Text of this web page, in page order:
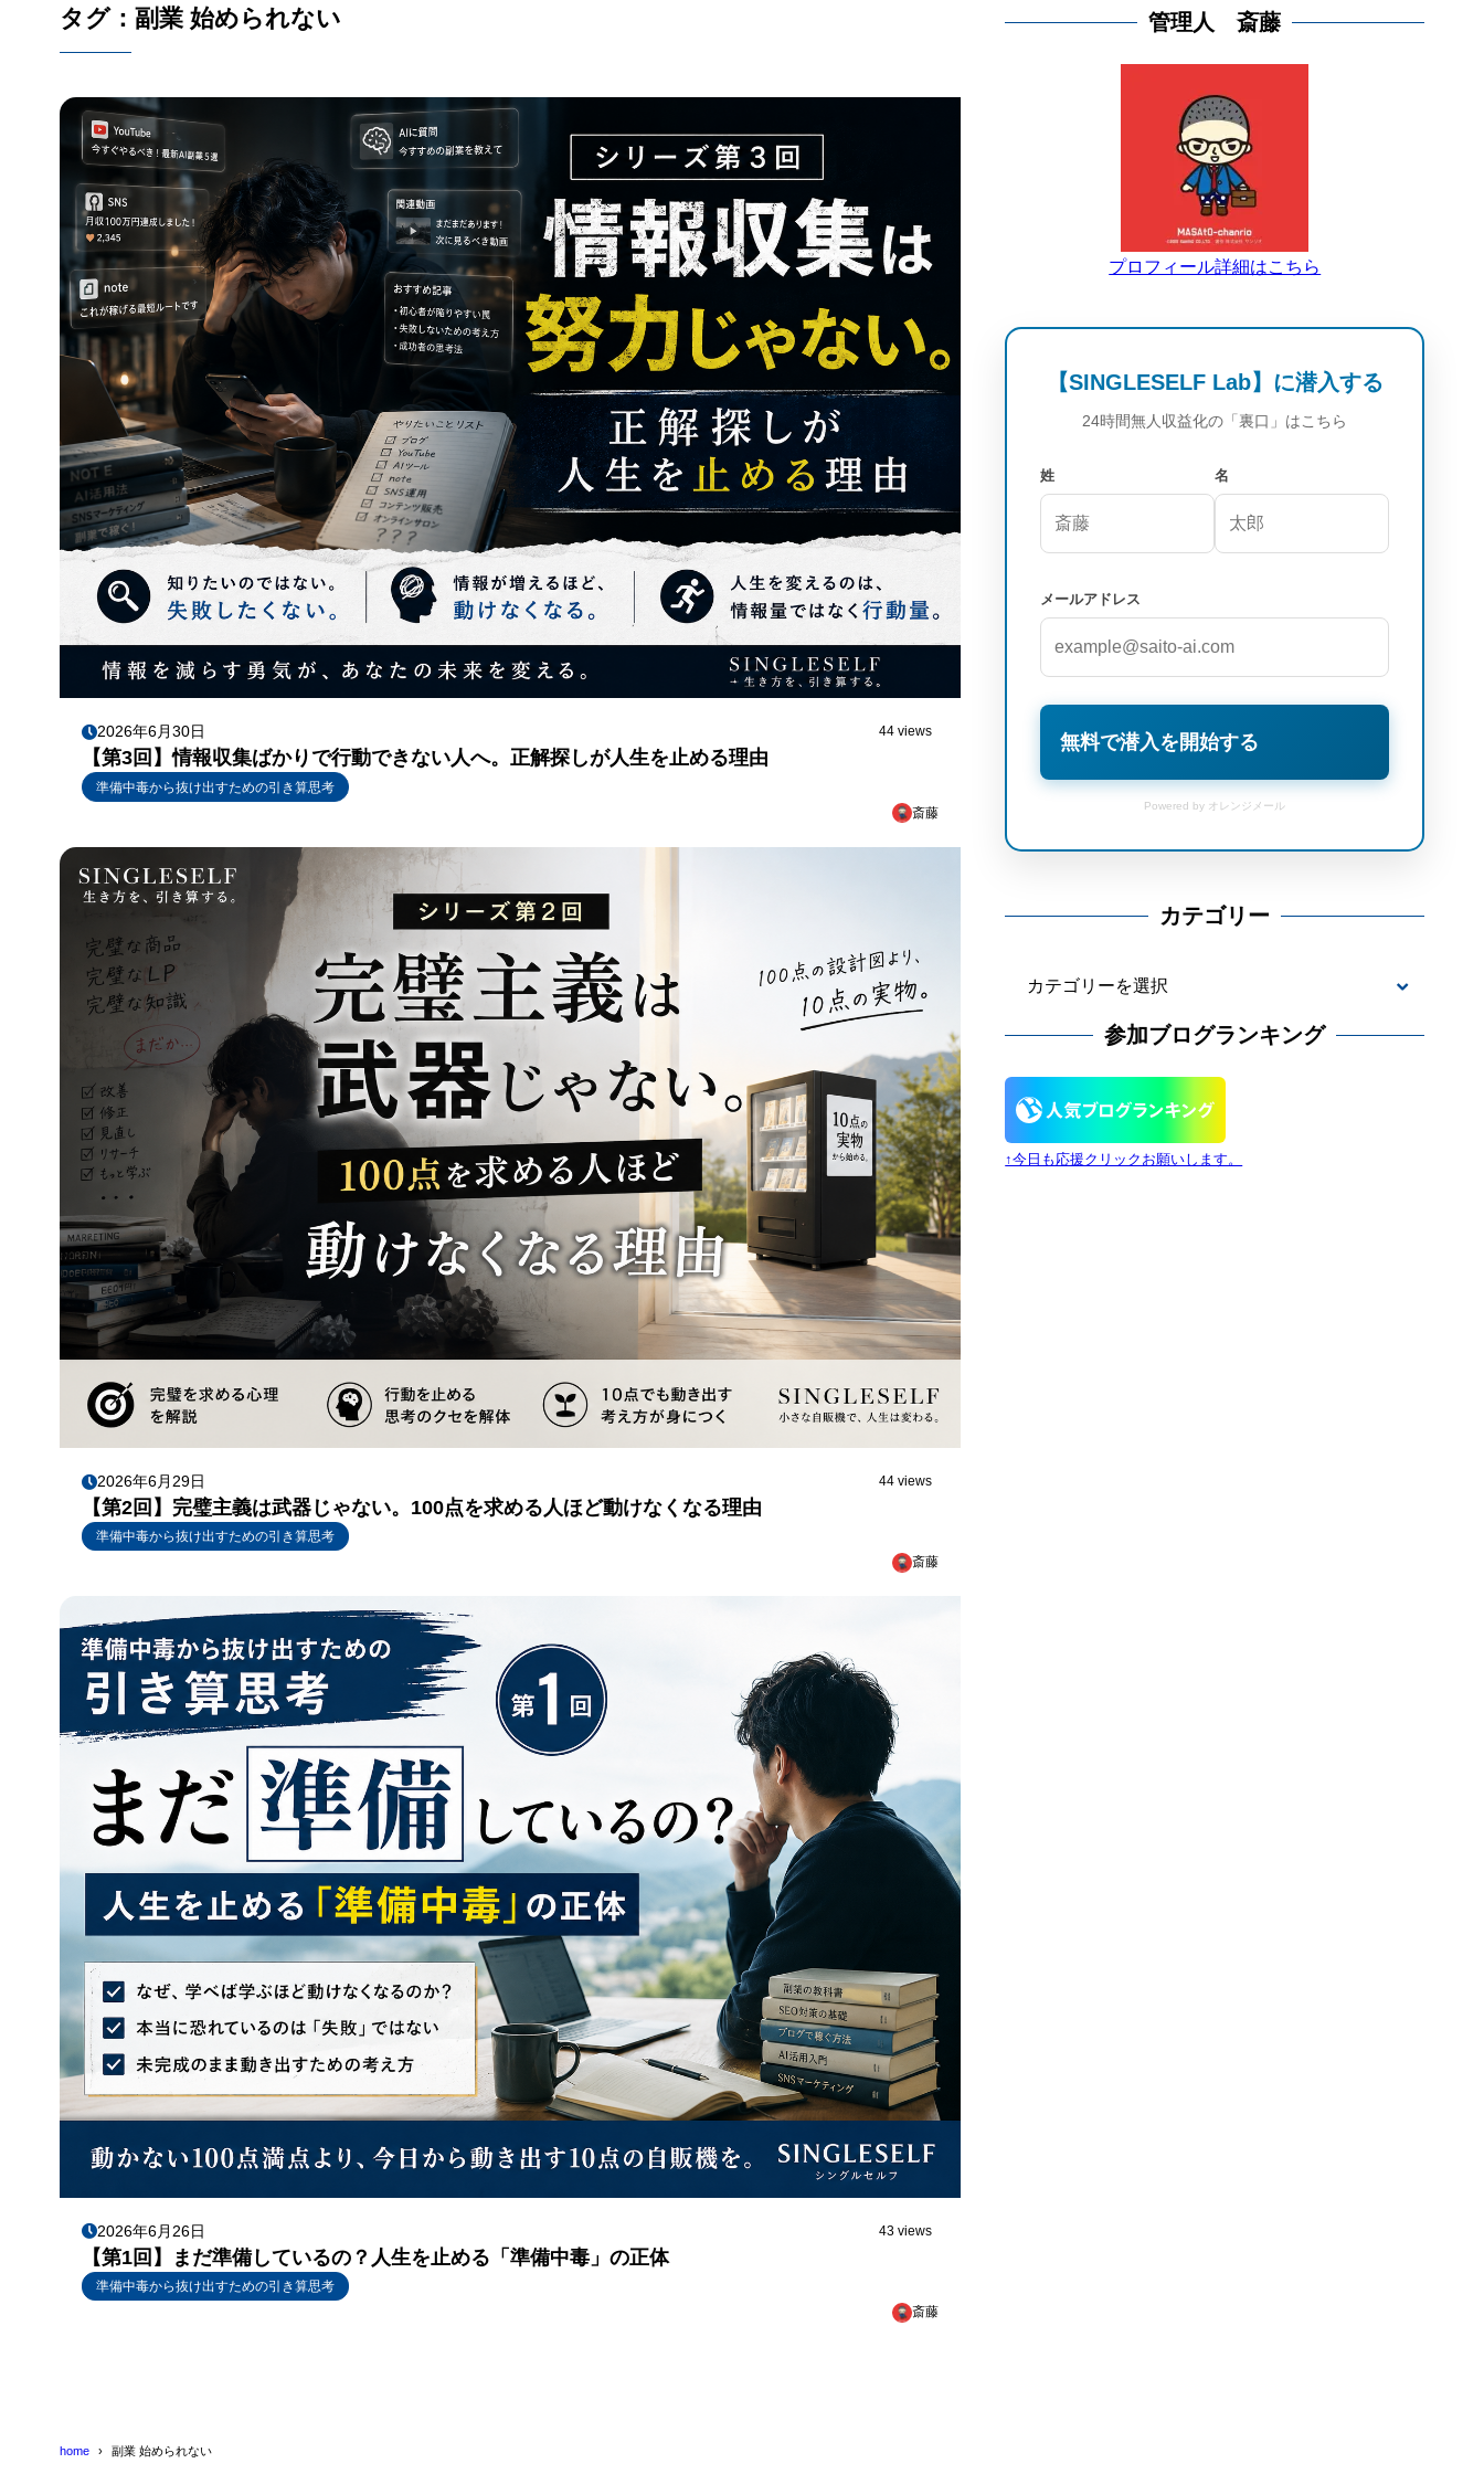
タグ：副業 始められない
2026年6月30日 44 views
【第3回】情報収集ばかりで行動できない人へ。正解探しが人生を止める理由
準備中毒から抜け出すための引き算思考
斎藤
2026年6月29日 44 views
【第2回】完璧主義は武器じゃない。100点を求める人ほど動けなくなる理由
準備中毒から抜け出すための引き算思考
斎藤
2026年6月26日 43 views
【第1回】まだ準備しているの？人生を止める「準備中毒」の正体
準備中毒から抜け出すための引き算思考
斎藤
管理人 斎藤
プロフィール詳細はこちら
【SINGLESELF Lab】に潜入する
24時間無人収益化の「裏口」はこちら
姓 名
メールアドレス
無料で潜入を開始する
Powered by オレンジメール
カテゴリー
テ
ー
参加ブログランキング
↑今日も応援クリックお願いします。
home 副業 始められない